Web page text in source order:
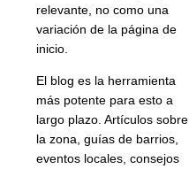
relevante, no como una
variación de la página de
inicio.
El blog es la herramienta
más potente para esto a
largo plazo. Artículos sobre
la zona, guías de barrios,
eventos locales, consejos